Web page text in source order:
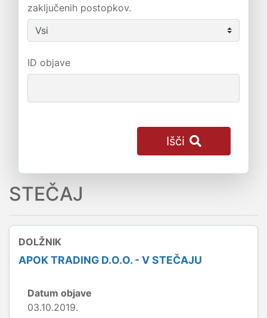
zaključenih postopkov.
ID objave
Išči
STEČAJ
DOLŽNIK
APOK TRADING D.O.O. - V STEČAJU
Datum objave
03.10.2019.